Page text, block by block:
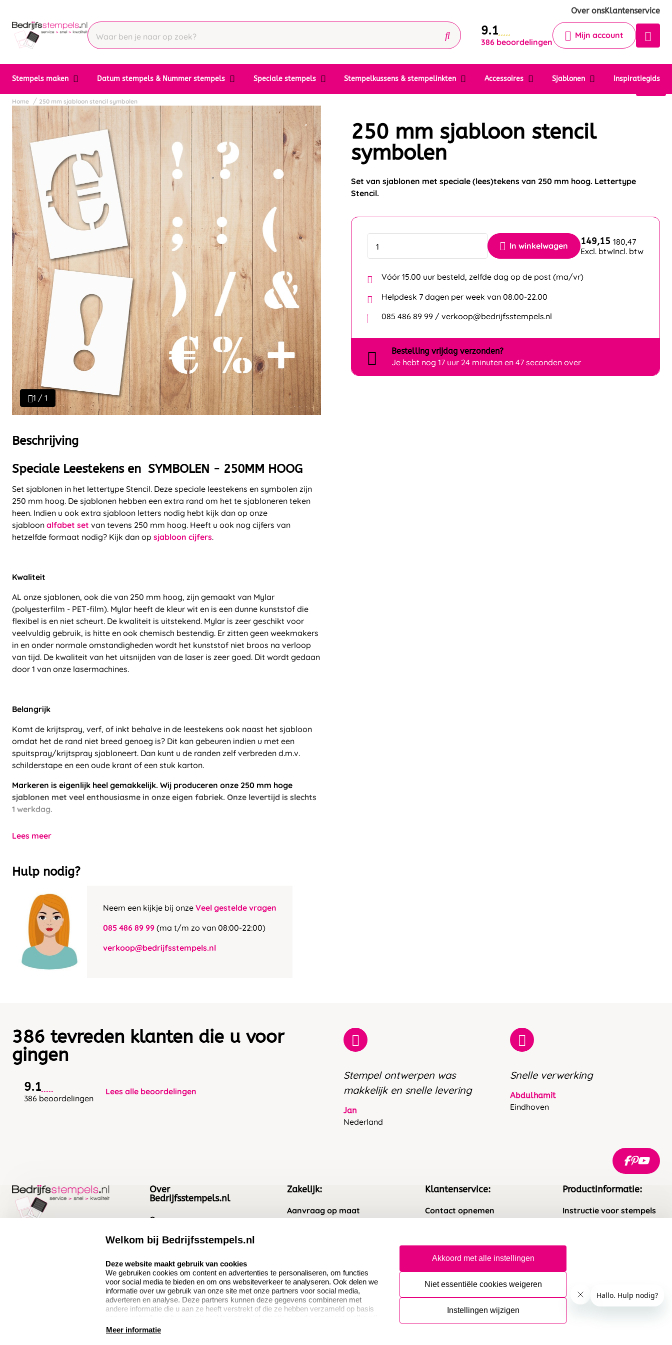
Over onsKlantenservice
9.1
386 beoordelingen
Mijn account
Stempels maken Datum stempels & Nummer stempels Speciale stempels Stempelkussens & stempelinkten Accessoires Sjablonen Inspiratiegids
Krijg een antwoord op uw vraag
Chat 24/7 met onze chatbot voor
Contact
Home 250 mm sjabloon stencil symbolen
1 / 1
Beschrijving
Speciale Leestekens en SYMBOLEN - 250MM HOOG
Set sjablonen in het lettertype Stencil. Deze speciale leestekens en symbolen zijn
250 mm hoog. De sjablonen hebben een extra rand om het te sjabloneren teken
heen. Indien u ook extra sjabloon letters nodig hebt kijk dan op onze
sjabloon alfabet set van tevens 250 mm hoog. Heeft u ook nog cijfers van
hetzelfde formaat nodig? Kijk dan op sjabloon cijfers.
Kwaliteit
AL onze sjablonen, ook die van 250 mm hoog, zijn gemaakt van Mylar
(polyesterfilm - PET-film). Mylar heeft de kleur wit en is een dunne kunststof die
flexibel is en niet scheurt. De kwaliteit is uitstekend. Mylar is zeer geschikt voor
veelvuldig gebruik, is hitte en ook chemisch bestendig. Er zitten geen weekmakers
in en onder normale omstandigheden wordt het kunststof niet broos na verloop
van tijd. De kwaliteit van het uitsnijden van de laser is zeer goed. Dit wordt gedaan
door 1 van onze lasermachines.
Belangrijk
Komt de krijtspray, verf, of inkt behalve in de leestekens ook naast het sjabloon
omdat het de rand niet breed genoeg is? Dit kan gebeuren indien u met een
spuitspray/krijtspray sjabloneert. Dan kunt u de randen zelf verbreden d.m.v.
schilderstape en een oude krant of een stuk karton.
Markeren is eigenlijk heel gemakkelijk. Wij produceren onze 250 mm hoge
sjablonen met veel enthousiasme in onze eigen fabriek. Onze levertijd is slechts
1 werkdag.
Lees meer
Hulp nodig?
Neem een kijkje bij onze Veel gestelde vragen
085 486 89 99 (ma t/m zo van 08:00-22:00)
verkoop@bedrijfsstempels.nl
250 mm sjabloon stencil
symbolen
Set van sjablonen met speciale (lees)tekens van 250 mm hoog. Lettertype
Stencil.
In winkelwagen 149,15
Excl. btw
180,47
Incl. btw
Vóór 15.00 uur besteld, zelfde dag op de post (ma/vr)
Helpdesk 7 dagen per week van 08.00-22.00
085 486 89 99 / verkoop@bedrijfsstempels.nl
Bestelling vrijdag verzonden?
Je hebt nog 17 uur 24 minuten en 45 seconden over
386 tevreden klanten die u voor
gingen
9.1
386 beoordelingen
Lees alle beoordelingen
Stempel ontwerpen was
makkelijk en snelle levering
Jan
Nederland
Snelle verwerking
Abdulhamit
Eindhoven
Over
Bedrijfsstempels.nl
Over ons
Bedrijfsgegevens
Zakelijk:
Aanvraag op maat
Klantenservice:
Contact opnemen
Retourneren
Productinformatie:
Instructie voor stempels
Safety Sheets
Welkom bij Bedrijfsstempels.nl
Deze website maakt gebruik van cookies
We gebruiken cookies om content en advertenties te personaliseren, om functies
voor social media te bieden en om ons websiteverkeer te analyseren. Ook delen we
informatie over uw gebruik van onze site met onze partners voor social media,
adverteren en analyse. Deze partners kunnen deze gegevens combineren met
andere informatie die u aan ze heeft verstrekt of die ze hebben verzameld op basis
verzamelen verwijzen wij u graag door naar ons privacy statement.
Meer informatie
Akkoord met alle instellingen
Niet essentiële cookies weigeren
Instellingen wijzigen